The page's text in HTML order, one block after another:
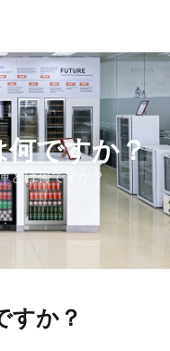
ですか？
とは何ですか？
すか？